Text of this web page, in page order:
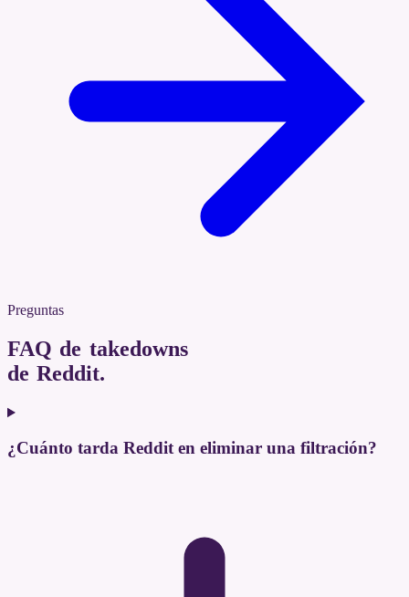
Preguntas
FAQ de takedowns
de Reddit.
¿Cuánto tarda Reddit en eliminar una filtración?